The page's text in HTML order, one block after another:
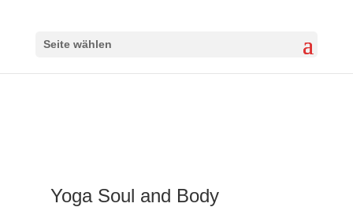
Seite wählen
Yoga Soul and Body